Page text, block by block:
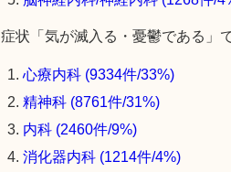
症状「気が滅入る・憂鬱である」
心療内科 (9334件/33%)
精神科 (8761件/31%)
内科 (2460件/9%)
消化器内科 (1214件/4%)